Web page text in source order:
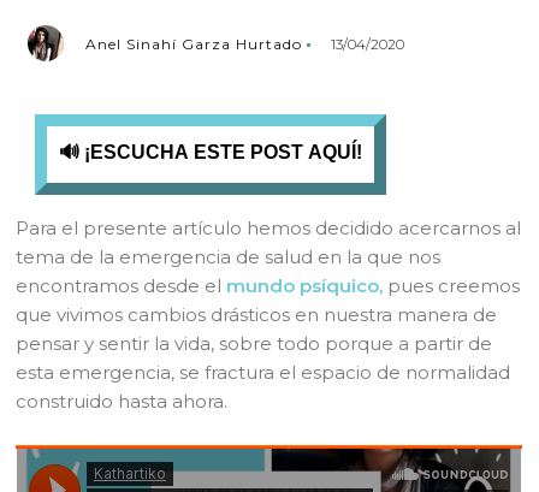
Anel Sinahí Garza Hurtado 13/04/2020
🔊 ¡ESCUCHA ESTE POST AQUÍ!
Para el presente artículo hemos decidido acercarnos al
tema de la emergencia de salud en la que nos
encontramos desde el mundo psíquico, pues creemos
que vivimos cambios drásticos en nuestra manera de
pensar y sentir la vida, sobre todo porque a partir de
esta emergencia, se fractura el espacio de normalidad
construido hasta ahora.